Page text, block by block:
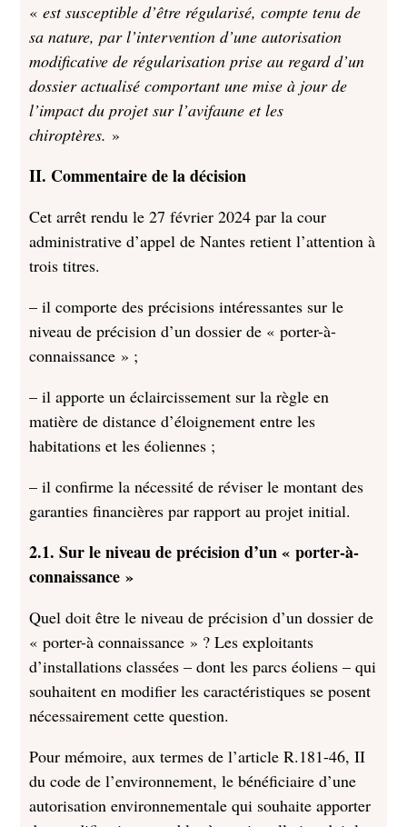
«est susceptible d’être régularisé, compte tenu de
sa nature, par l’intervention d’une autorisation
modificative de régularisation prise au regard d’un
dossier actualisé comportant une mise à jour de
l’impact du projet sur l’avifaune et les
chiroptères. »
II. Commentaire de la décision
Cet arrêt rendu le 27 février 2024 par la cour
administrative d’appel de Nantes retient l’attention à
trois titres.
– il comporte des précisions intéressantes sur le
niveau de précision d’un dossier de « porter-à-
connaissance » ;
– il apporte un éclaircissement sur la règle en
matière de distance d’éloignement entre les
habitations et les éoliennes ;
– il confirme la nécessité de réviser le montant des
garanties financières par rapport au projet initial.
2.1. Sur le niveau de précision d’un « porter-à-
connaissance »
Quel doit être le niveau de précision d’un dossier de
« porter-à connaissance » ? Les exploitants
d’installations classées – dont les parcs éoliens – qui
souhaitent en modifier les caractéristiques se posent
nécessairement cette question.
Pour mémoire, aux termes de l’article R.181-46, II
du code de l’environnement, le bénéficiaire d’une
autorisation environnementale qui souhaite apporter